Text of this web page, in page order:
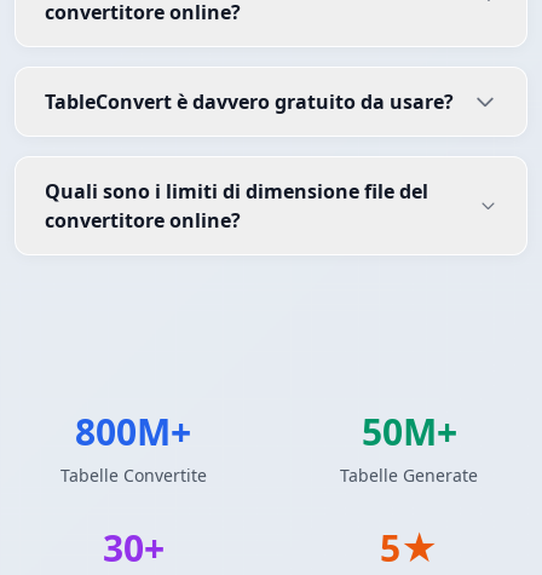
convertitore online?
TableConvert è davvero gratuito da usare?
Quali sono i limiti di dimensione file del
convertitore online?
800M+
Tabelle Convertite
50M+
Tabelle Generate
30+ 5★